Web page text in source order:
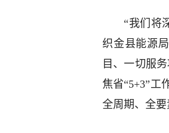
“我们将
织金县能源
目、一切服
焦省“5+3”工
全周期、全要